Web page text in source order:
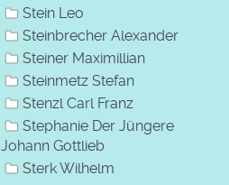
Stein Leo
Steinbrecher Alexander
Steiner Maximillian
Steinmetz Stefan
Stenzl Carl Franz
Stephanie Der Jüngere
Johann Gottlieb
Sterk Wilhelm